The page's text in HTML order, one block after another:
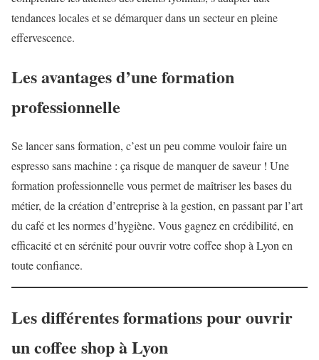
tendances locales et se démarquer dans un secteur en pleine
effervescence.
Les avantages d’une formation
professionnelle
Se lancer sans formation, c’est un peu comme vouloir faire un
espresso sans machine : ça risque de manquer de saveur ! Une
formation professionnelle vous permet de maîtriser les bases du
métier, de la création d’entreprise à la gestion, en passant par l’art
du café et les normes d’hygiène. Vous gagnez en crédibilité, en
efficacité et en sérénité pour ouvrir votre coffee shop à Lyon en
toute confiance.
Les différentes formations pour ouvrir
un coffee shop à Lyon